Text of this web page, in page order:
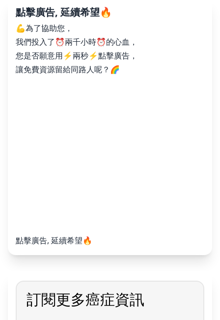
點擊廣告, 延續希望🔥
💪為了協助您，
我們投入了⏰兩千小時⏰的心血，
您是否願意用⚡️兩秒⚡️點擊廣告，
讓免費資源留給同路人呢？🌈
點擊廣告, 延續希望🔥
訂閱更多癌症資訊